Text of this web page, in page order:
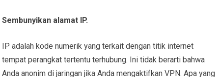
Sembunyikan alamat IP.
IP adalah kode numerik yang terkait dengan titik internet
tempat perangkat tertentu terhubung. Ini tidak berarti bahwa
Anda anonim di jaringan jika Anda mengaktifkan VPN. Apa yang